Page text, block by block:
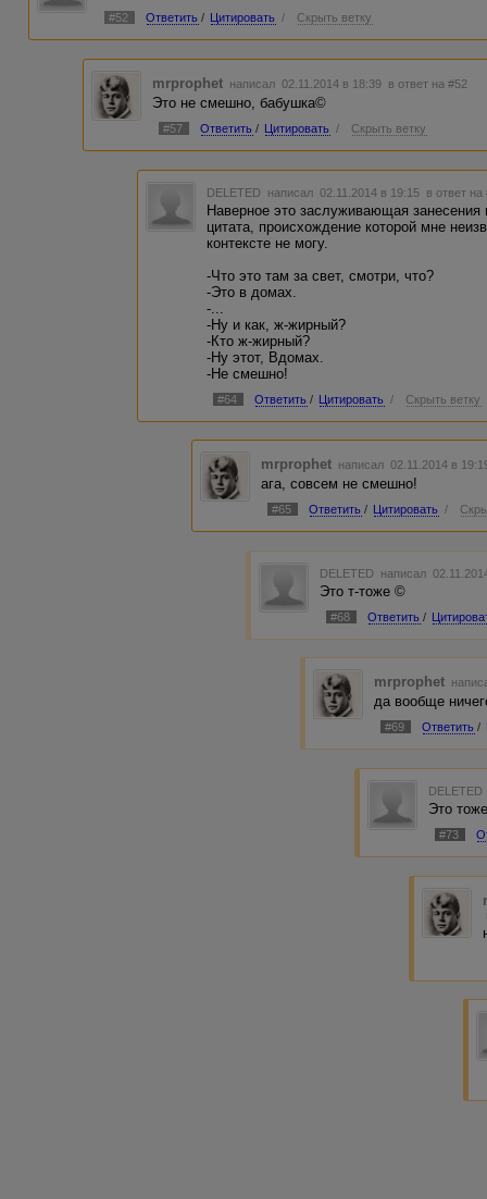
#52 Ответить / Цитировать / Скрыть ветку
mrprophet написал 02.11.2014 в 18:39 в ответ на #52
Это не смешно, бабушка©
#57 Ответить / Цитировать / Скрыть ветку
DELETED написал 02.11.2014 в 19:15 в ответ на
Наверное это заслуживающая
цитата, происхождение которой мне
контексте не могу.
-Что это там за свет, смотри, что?
-Это в домах.
-...
-Ну и как, ж-жирный?
-Кто ж-жирный?
-Ну этот, Вдомах.
-Не смешно!
#64 Ответить / Цитировать / Скрыть ветку
mrprophet написал 02.11.2014 в
ага, совсем не смешно!
#65 Ответить / Цитировать /
DELETED написал
Это т-тоже ©
#68 Ответить /
mrprophet
да вообще
#69 Ответить /
DELETED
Это
#73